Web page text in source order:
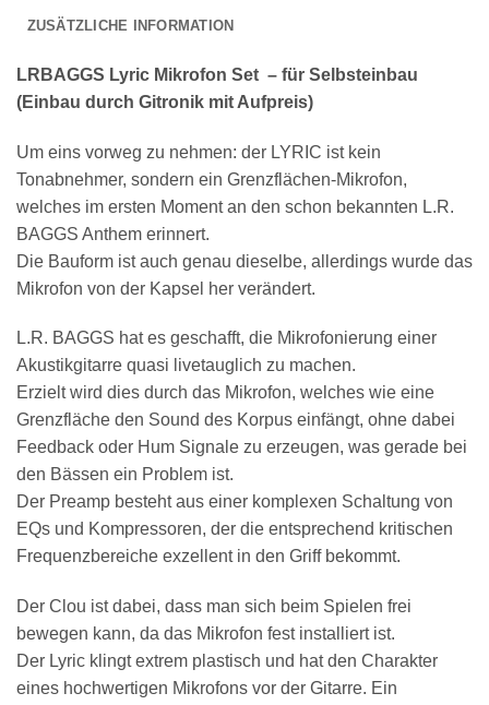
ZUSÄTZLICHE INFORMATION
LRBAGGS Lyric Mikrofon Set – für Selbsteinbau
(Einbau durch Gitronik mit Aufpreis)
Um eins vorweg zu nehmen: der LYRIC ist kein
Tonabnehmer, sondern ein Grenzflächen-Mikrofon,
welches im ersten Moment an den schon bekannten L.R.
BAGGS Anthem erinnert.
Die Bauform ist auch genau dieselbe, allerdings wurde das
Mikrofon von der Kapsel her verändert.
L.R. BAGGS hat es geschafft, die Mikrofonierung einer
Akustikgitarre quasi livetauglich zu machen.
Erzielt wird dies durch das Mikrofon, welches wie eine
Grenzfläche den Sound des Korpus einfängt, ohne dabei
Feedback oder Hum Signale zu erzeugen, was gerade bei
den Bässen ein Problem ist.
Der Preamp besteht aus einer komplexen Schaltung von
EQs und Kompressoren, der die entsprechend kritischen
Frequenzbereiche exzellent in den Griff bekommt.
Der Clou ist dabei, dass man sich beim Spielen frei
bewegen kann, da das Mikrofon fest installiert ist.
Der Lyric klingt extrem plastisch und hat den Charakter
eines hochwertigen Mikrofons vor der Gitarre. Ein